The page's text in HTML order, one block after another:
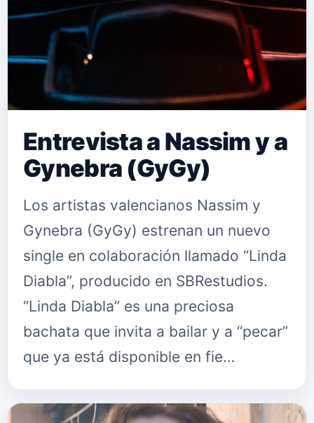
Entrevista a Nassim y a
Gynebra (GyGy)
Los artistas valencianos Nassim y
Gynebra (GyGy) estrenan un nuevo
single en colaboración llamado “Linda
Diabla”, producido en SBRestudios.
“Linda Diabla” es una preciosa
bachata que invita a bailar y a “pecar”
que ya está disponible en fie…